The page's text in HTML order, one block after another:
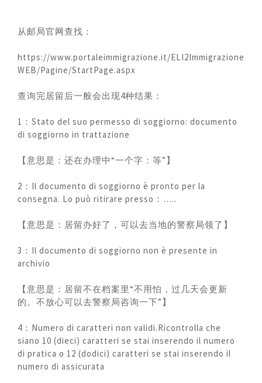
从邮局官网查找：
https://www.portaleimmigrazione.it/ELI2Immigrazione
WEB/Pagine/StartPage.aspx
查询完居留后一般会出现4种结果：
1：Stato del suo permesso di soggiorno: documento
di soggiorno in trattazione
【意思是：还在办理中“一个字：等”】
2：Il documento di soggiorno è pronto per la
consegna. Lo può ritirare presso：…..
【意思是：居留办好了，可以去当地的警察局领了】
3：Il documento di soggiorno non è presente in
archivio
【意思是：居留不在档案里“不用怕，过几天会更新
的。不放心可以去警察局咨询一下”】
4：Numero di caratteri non validi.Ricontrolla che
siano 10 (dieci) caratteri se stai inserendo il numero
di pratica o 12 (dodici) caratteri se stai inserendo il
numero di assicurata